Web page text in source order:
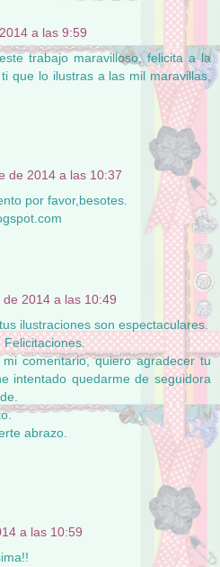
a las 9:59
trabajo maravilloso, felicita a la
que lo ilustras a las mil maravillas,
de 2014 a las 10:37
por favor,besotes.
2014 a las 10:49
ilustraciones son espectaculares.
Felicitaciones.
comentario, quiero agradecer tu
intentado quedarme de seguidora
abrazo.
a las 10:59